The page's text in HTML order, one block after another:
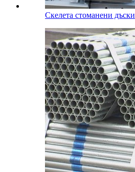
Скелета стоманени дъски